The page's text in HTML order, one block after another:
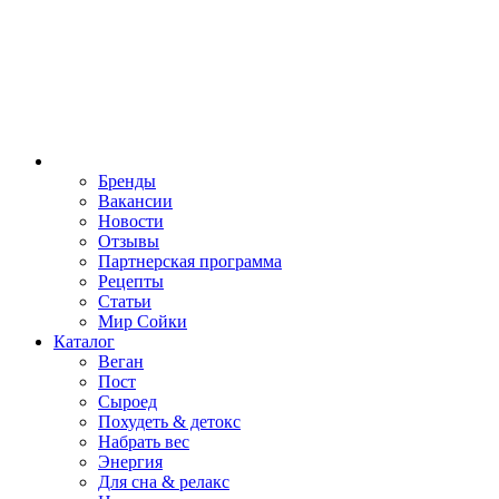
Бренды
Вакансии
Новости
Отзывы
Партнерская программа
Рецепты
Статьи
Мир Сойки
Каталог
Веган
Пост
Сыроед
Похудеть & детокс
Набрать вес
Энергия
Для сна & релакс